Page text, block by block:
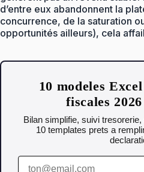
d’entre eux abandonnent la
concurrence, de la saturation
opportunités ailleurs), cela
10 modeles
fiscales
Bilan simplifie, suivi
10 templates prets a